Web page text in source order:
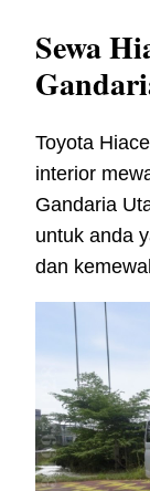
Sewa
Toyota
interior
Gandaria
untuk anda
dan